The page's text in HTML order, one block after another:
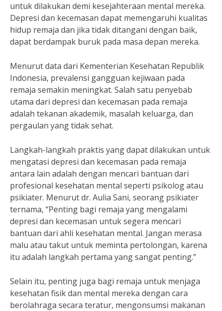
untuk dilakukan demi kesejahteraan mental mereka.
Depresi dan kecemasan dapat memengaruhi kualitas
hidup remaja dan jika tidak ditangani dengan baik,
dapat berdampak buruk pada masa depan mereka.
Menurut data dari Kementerian Kesehatan Republik
Indonesia, prevalensi gangguan kejiwaan pada
remaja semakin meningkat. Salah satu penyebab
utama dari depresi dan kecemasan pada remaja
adalah tekanan akademik, masalah keluarga, dan
pergaulan yang tidak sehat.
Langkah-langkah praktis yang dapat dilakukan untuk
mengatasi depresi dan kecemasan pada remaja
antara lain adalah dengan mencari bantuan dari
profesional kesehatan mental seperti psikolog atau
psikiater. Menurut dr. Aulia Sani, seorang psikiater
ternama, “Penting bagi remaja yang mengalami
depresi dan kecemasan untuk segera mencari
bantuan dari ahli kesehatan mental. Jangan merasa
malu atau takut untuk meminta pertolongan, karena
itu adalah langkah pertama yang sangat penting.”
Selain itu, penting juga bagi remaja untuk menjaga
kesehatan fisik dan mental mereka dengan cara
berolahraga secara teratur, mengonsumsi makanan